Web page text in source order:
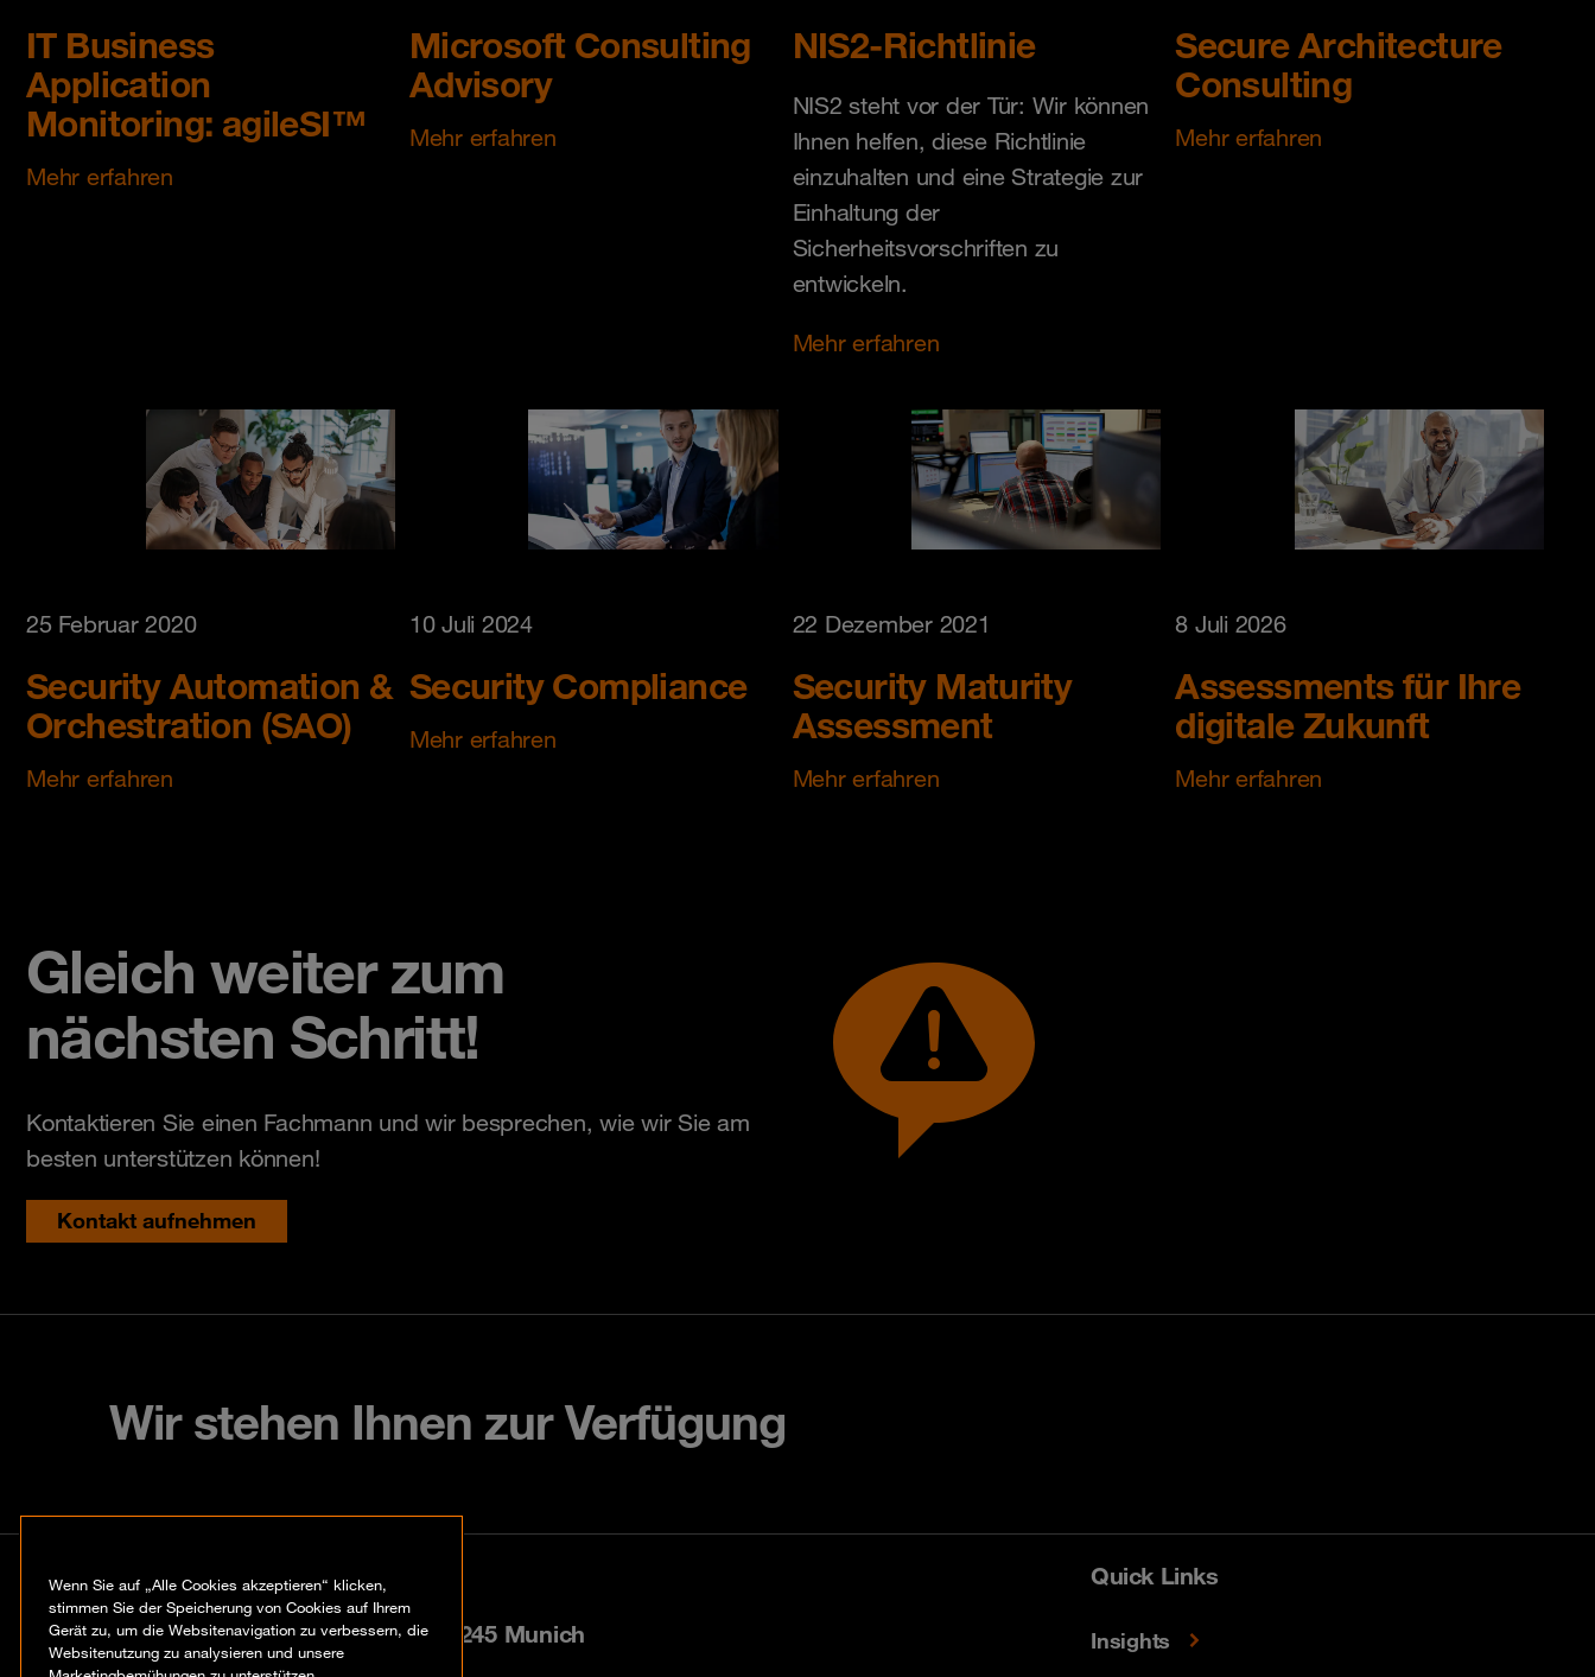
IT Business
Application
Monitoring: agileSI™
Mehr erfahren
Microsoft Consulting
Advisory
Mehr erfahren
NIS2-Richtlinie
NIS2 steht vor der Tür: Wir können
Ihnen helfen, diese Richtlinie
einzuhalten und eine Strategie zur
Einhaltung der
Sicherheitsvorschriften zu
entwickeln.
Mehr erfahren
Secure Architecture
Consulting
Mehr erfahren
25 Februar 2020
Security Automation &
Orchestration (SAO)
Mehr erfahren
10 Juli 2024
Security Compliance
Mehr erfahren
22 Dezember 2021
Security Maturity
Assessment
Mehr erfahren
8 Juli 2026
Assessments für Ihre
digitale Zukunft
Mehr erfahren
Gleich weiter zum
nächsten Schritt!
Kontaktieren Sie einen Fachmann und wir besprechen, wie wir Sie am
besten unterstützen können!
Kontakt aufnehmen
Wir stehen Ihnen zur Verfügung
Kontakt
Paul-Gerhardt-Allee 24, 81245 Munich
Quick Links
Insights
Wenn Sie auf „Alle Cookies akzeptieren“ klicken,
stimmen Sie der Speicherung von Cookies auf Ihrem
Gerät zu, um die Websitenavigation zu verbessern, die
Websitenutzung zu analysieren und unsere